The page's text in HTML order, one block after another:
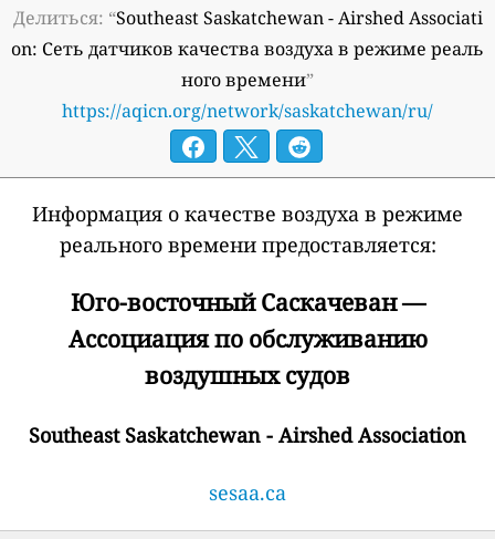
Делиться: “Southeast Saskatchewan - Airshed Associati
on: Сеть датчиков качества воздуха в режиме реаль
ного времени”
https://aqicn.org/network/saskatchewan/ru/
Информация о качестве воздуха в режиме
реального времени предоставляется:
Юго-восточный Саскачеван —
Ассоциация по обслуживанию
воздушных судов
Southeast Saskatchewan - Airshed Association
sesaa.ca